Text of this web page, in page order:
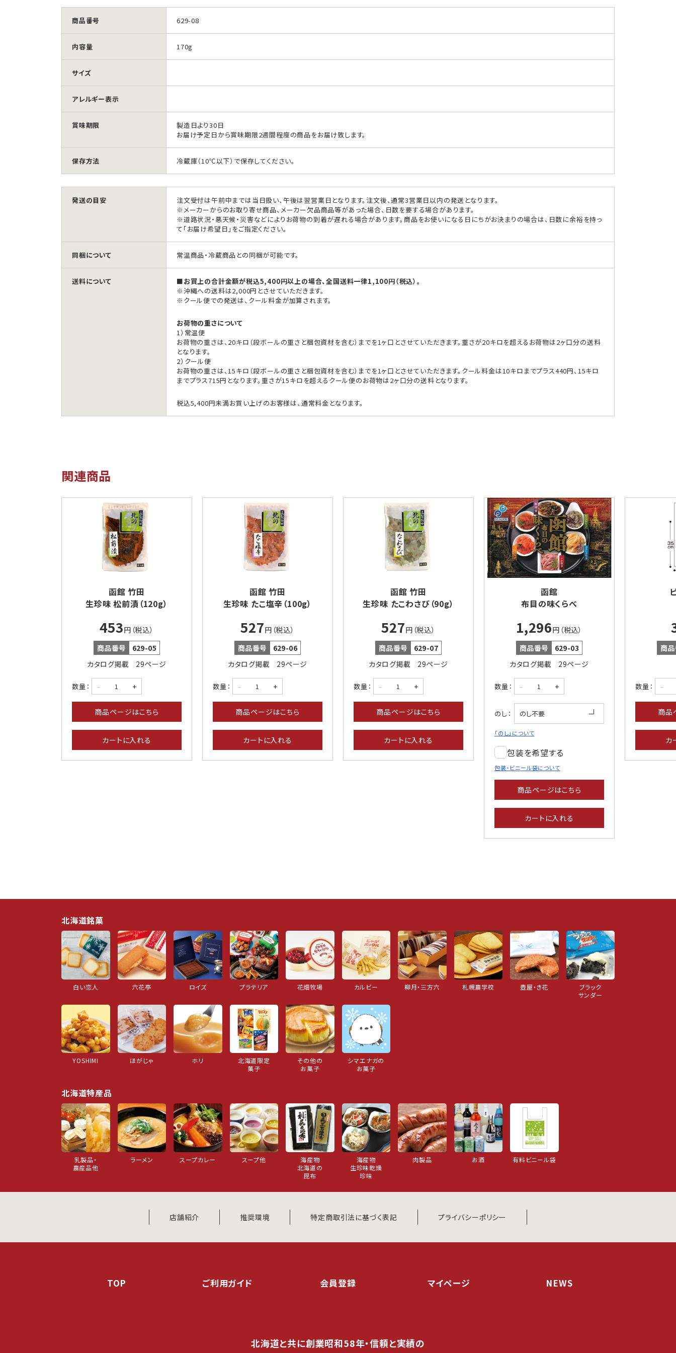
館
田
珍
帆
塩
（170g）
の
量
減
す
商品番号 629-08
内容量 170g
サイズ
アレルギー表示
賞味期限
製造日より30日
お届け予定日から賞味期限2週間程度の商品をお届け致します。
保存方法 冷蔵庫（10℃以下）で保存してください。
発送の目安
注文受付は午前中までは当日扱い、午後は翌営業日となります。注文後、通常3営業日以内の発送となります。
※メーカーからのお取り寄せ商品、メーカー欠品商品等があった場合、日数を要する場合があります。
※道路状況・悪天候・災害などによりお荷物の到着が遅れる場合があります。商品をお使いになる日にちがお決まりの場合は、日数に余裕を持っ
て「お届け希望日」をご指定ください。
同梱について 常温商品・冷蔵商品との同梱が可能です。
送料について
■お買上の合計金額が税込5,400円以上の場合、全国送料一律1,100円（税込）。
※沖縄への送料は2,000円とさせていただきます。
※クール便での発送は、クール料金が加算されます。
お荷物の重さについて
1）常温便
お荷物の重さは、20キロ（段ボールの重さと梱包資材を含む）までを1ヶ口とさせていただきます。重さが20キロを超えるお荷物は2ヶ口分の送料
となります。
2）クール便
お荷物の重さは、15キロ（段ボールの重さと梱包資材を含む）までを1ヶ口とさせていただきます。クール料金は10キロまでプラス440円、15キロ
までプラス715円となります。重さが15キロを超えるクール便のお荷物は2ヶ口分の送料となります。
税込5,400円未満お買い上げのお客様は、通常料金となります。
関連商品
函館 竹田
生珍味 松前漬（120g）
453円（税込）
商品番号
629-05
カタログ掲載 29ページ
数量： - +
商品ページはこちら
カートに入れる
函館 竹田
生珍味 たこ塩辛（100g）
527円（税込）
商品番号
629-06
カタログ掲載 29ページ
数量： - +
商品ページはこちら
カートに入れる
函館 竹田
生珍味 たこわさび（90g）
527円（税込）
商品番号
629-07
カタログ掲載 29ページ
数量： - +
商品ページはこちら
カートに入れる
函館
布目の味くらべ
1,296円（税込）
商品番号
629-03
カタログ掲載 29ページ
数量： - +
のし：
「のし」について
包装を希望する
包装・ビニール袋について
商品ページはこちら
カートに入れる
商
数量： -
商品
カ
北海道銘菓
白い恋人 六花亭 ロイズ プラテリア 花畑牧場 カルビー 柳月・三方六 札幌農学校 壺屋・き花
ブラック
サンダー
YOSHIMI ほがじゃ ホリ
北海道限定
菓子
その他の
お菓子
シマエナガの
お菓子
北海道特産品
乳製品・
農産品他
ラーメン スープカレー スープ他
海産物
北海道の
昆布
海産物
生珍味乾燥
珍味
肉製品 お酒 有料ビニール袋
店舗紹介 推奨環境 特定商取引法に基づく表記 プライバシーポリシー
TOP ご利用ガイド 会員登録 マイページ NEWS
北海道と共に創業昭和58年・信頼と実績の